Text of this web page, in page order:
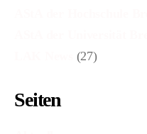
(27)
Seiten